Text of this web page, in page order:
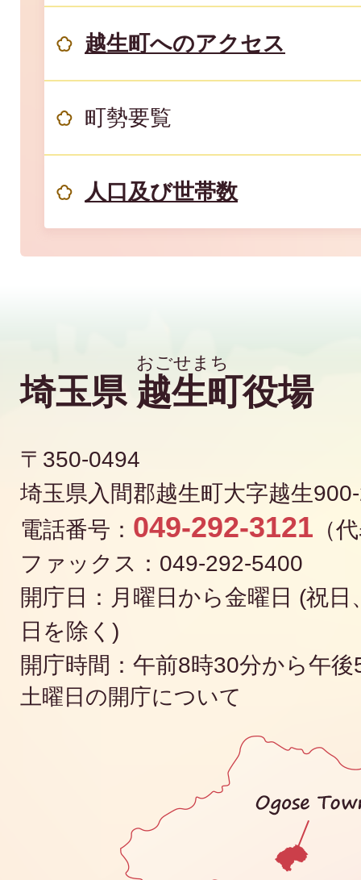
越生町へのアクセス
町勢要覧
人口及び世帯数
埼玉県 越生町役場
〒350-0494
埼玉県入間郡越生町大字越生
電話番号： 049-292-3121 （
ファックス：049-292-5400
開庁日：月曜日から金曜日 (祝
日を除く)
開庁時間：午前8時30分から午
土曜日の開庁について